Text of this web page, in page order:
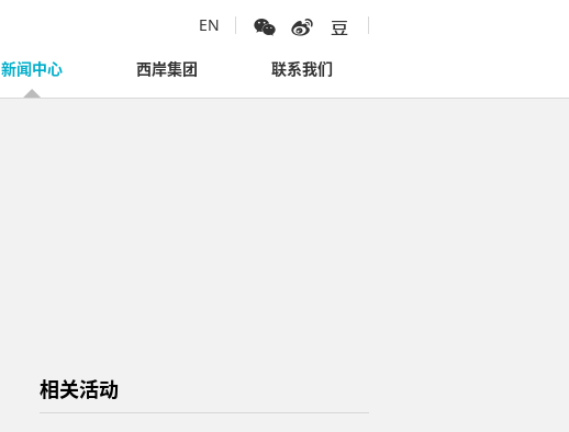
EN
新闻中心 西岸集团 联系我们
相关活动